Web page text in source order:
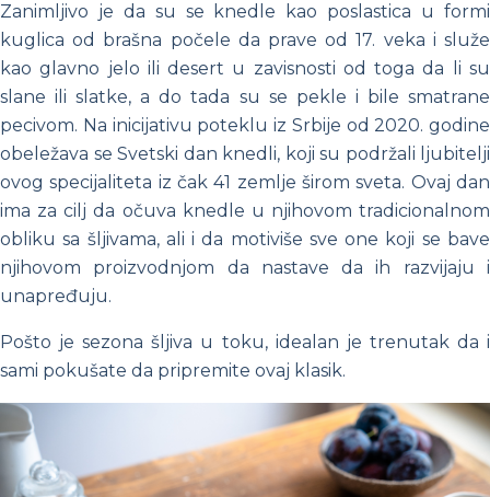
Zanimljivo je da su se knedle kao poslastica u formi
kuglica od brašna počele da prave od 17. veka i služe
kao glavno jelo ili desert u zavisnosti od toga da li su
slane ili slatke, a do tada su se pekle i bile smatrane
pecivom. Na inicijativu poteklu iz Srbije od 2020. godine
obeležava se Svetski dan knedli, koji su podržali ljubitelji
ovog specijaliteta iz čak 41 zemlje širom sveta. Ovaj dan
ima za cilj da očuva knedle u njihovom tradicionalnom
obliku sa šljivama, ali i da motiviše sve one koji se bave
njihovom proizvodnjom da nastave da ih razvijaju i
unapređuju.
Pošto je sezona šljiva u toku, idealan je trenutak da i
sami pokušate da pripremite ovaj klasik.